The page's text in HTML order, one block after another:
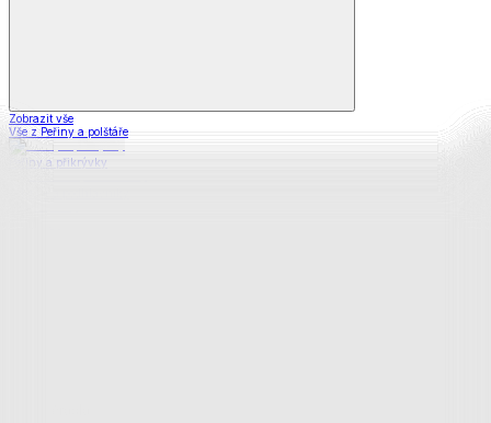
Zobrazit vše
Vše z Peřiny a polštáře
Peřiny a přikrývky